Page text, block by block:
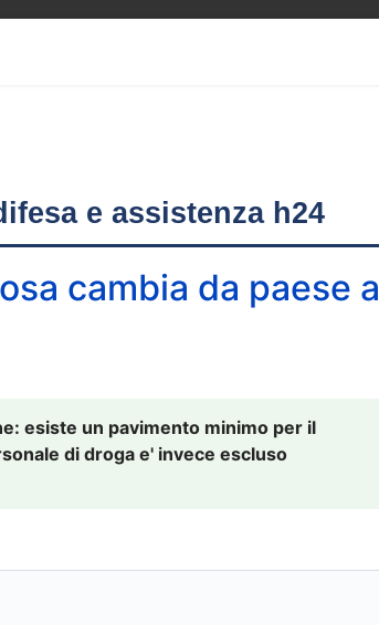
e assistenza h24
cambia da paese a
esiste un pavimento minimo per il
di droga e' invece escluso